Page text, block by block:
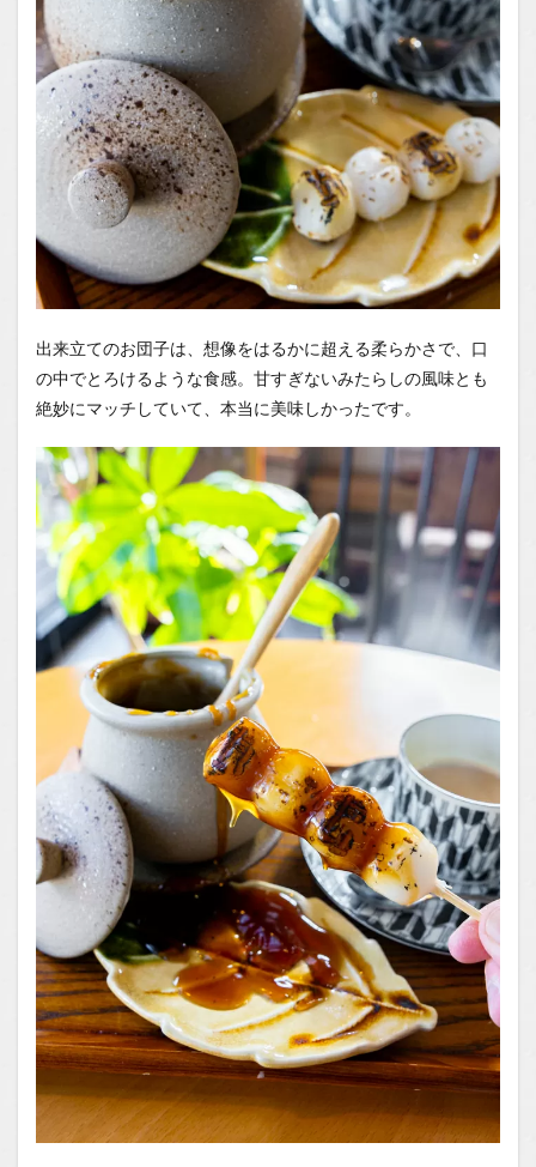
出来立てのお団子は、想像をはるかに超える柔らかさで、口
の中でとろけるような食感。甘すぎないみたらしの風味とも
絶妙にマッチしていて、本当に美味しかったです。